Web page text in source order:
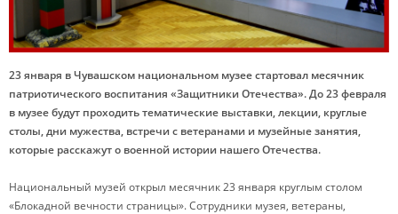
23 января в Чувашском национальном музее стартовал месячник
патриотического воспитания «Защитники Отечества». До 23 февраля
в музее будут проходить тематические выставки, лекции, круглые
столы, дни мужества, встречи с ветеранами и музейные занятия,
которые расскажут о военной истории нашего Отечества.
Национальный музей открыл месячник 23 января круглым столом
«Блокадной вечности страницы». Сотрудники музея, ветераны,